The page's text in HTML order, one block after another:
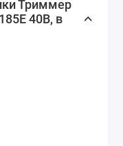
сокращая время
оснащен
выводами лески,
кошения.
скорость
выбрать
максимальные
Триммер
40В, в